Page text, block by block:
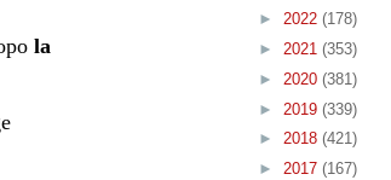
la
► 2022 (178)
► 2021 (353)
► 2020 (381)
► 2019 (339)
► 2018 (421)
► 2017 (167)